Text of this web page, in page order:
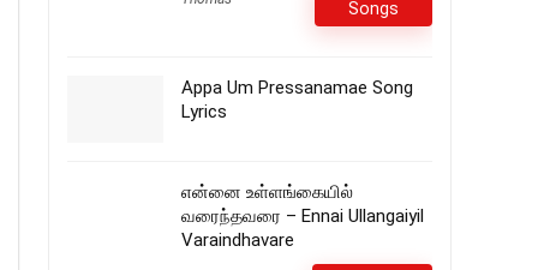
Songs
Appa Um Pressanamae Song
Lyrics
என்னை உள்ளங்கையில்
வரைந்தவரை – Ennai Ullangaiyil
Varaindhavare